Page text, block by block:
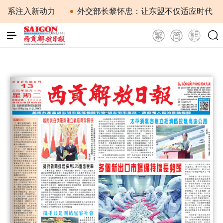
注入新动力 外交部长黎怀忠：让东盟不仅适应时代，